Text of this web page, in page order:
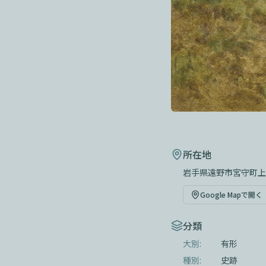
所在地
岩手県遠野市宮守町
Google Mapで開く
分類
大別:
有形
種別:
史跡